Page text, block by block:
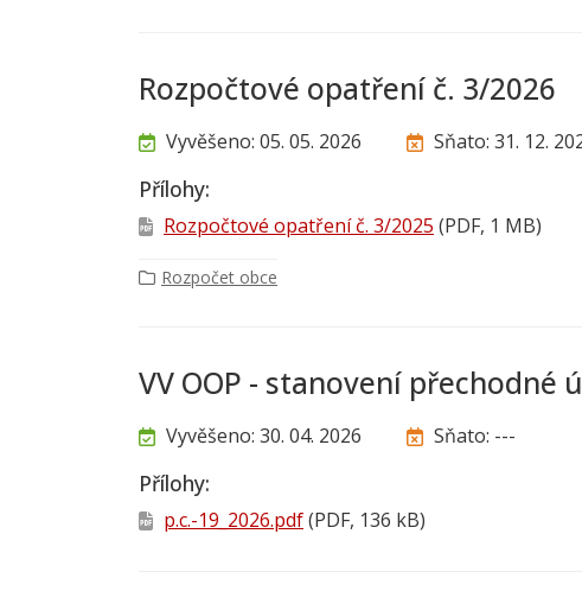
Rozpočtové opatření č. 3/2026
Vyvěšeno: 05. 05. 2026 Sňato: 31. 12.
Přílohy:
Rozpočtové opatření č. 3/2025 (PDF, 1 MB)
Rozpočet obce
VV OOP - stanovení
Vyvěšeno: 30. 04. 2026 Sňato: ---
Přílohy:
p.c.-19_2026.pdf(PDF, 136 kB)